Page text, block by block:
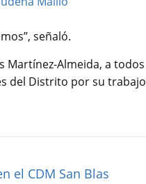
señaló.
Martínez-Almeida, a todos
del Distrito por su trabajo
el CDM San Blas